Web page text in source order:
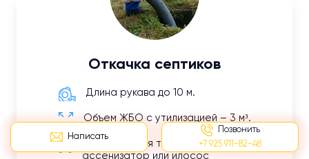
Написать
Позвонить
+7 925 911-82-48
Откачка септиков
Длина рукава до 10 м.
Объем ЖБО с утилизацией – 3 м³.
Используемая техника:
ассенизатор или илосос